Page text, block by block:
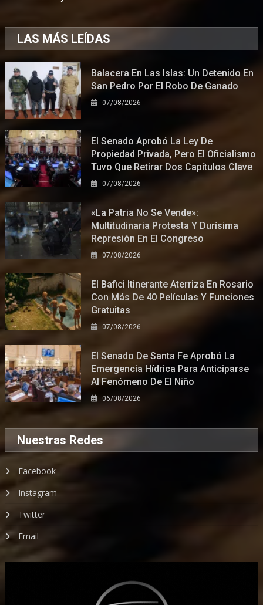
LAS MÁS LEÍDAS
Balacera En Las Islas: Un Detenido En
San Pedro Por El Robo De Ganado
07/08/2026
El Senado Aprobó La Ley De
Propiedad Privada, Pero El Oficialismo
Tuvo Que Retirar Dos Capítulos Clave
07/08/2026
«La Patria No Se Vende»:
Multitudinaria Protesta Y Durísima
Represión En El Congreso
07/08/2026
El Bafici Itinerante Aterriza En Rosario
Con Más De 40 Películas Y Funciones
Gratuitas
07/08/2026
El Senado De Santa Fe Aprobó La
Emergencia Hídrica Para Anticiparse
Al Fenómeno De El Niño
06/08/2026
Nuestras Redes
Facebook
Instagram
Twitter
Email